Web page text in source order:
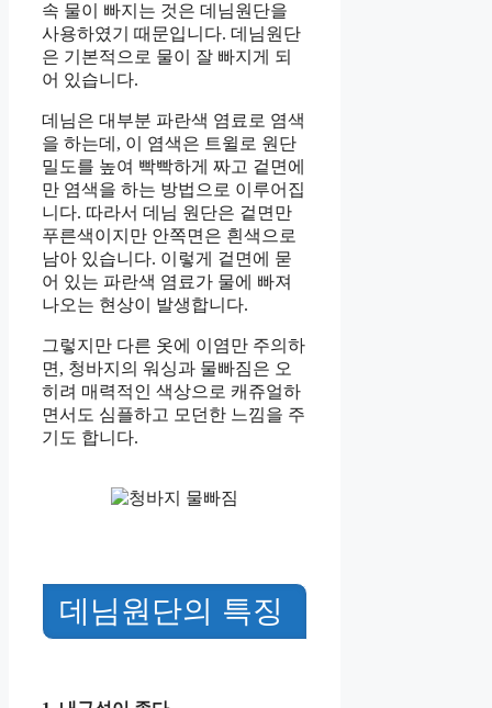
속 물이 빠지는 것은 데님원단을
사용하였기 때문입니다. 데님원단
은 기본적으로 물이 잘 빠지게 되
어 있습니다.
데님은 대부분 파란색 염료로 염색
을 하는데, 이 염색은 트윌로 원단
밀도를 높여 빡빡하게 짜고 겉면에
만 염색을 하는 방법으로 이루어집
니다. 따라서 데님 원단은 겉면만
푸른색이지만 안쪽면은 흰색으로
남아 있습니다. 이렇게 겉면에 묻
어 있는 파란색 염료가 물에 빠져
나오는 현상이 발생합니다.
그렇지만 다른 옷에 이염만 주의하
면, 청바지의 워싱과 물빠짐은 오
히려 매력적인 색상으로 캐쥬얼하
면서도 심플하고 모던한 느낌을 주
기도 합니다.
데님원단의 특징